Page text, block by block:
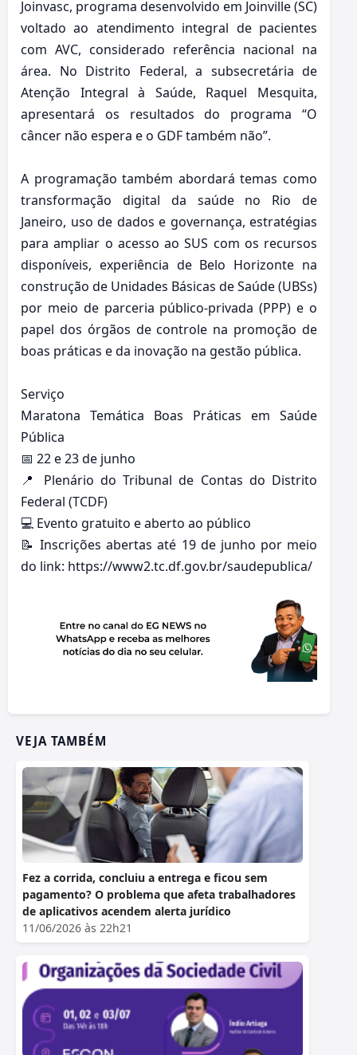
Joinvasc, programa desenvolvido em Joinville (SC)
voltado ao atendimento integral de pacientes
com AVC, considerado referência nacional na
área. No Distrito Federal, a subsecretária de
Atenção Integral à Saúde, Raquel Mesquita,
apresentará os resultados do programa “O
câncer não espera e o GDF também não”.
A programação também abordará temas como
transformação digital da saúde no Rio de
Janeiro, uso de dados e governança, estratégias
para ampliar o acesso ao SUS com os recursos
disponíveis, experiência de Belo Horizonte na
construção de Unidades Básicas de Saúde (UBSs)
por meio de parceria público-privada (PPP) e o
papel dos órgãos de controle na promoção de
boas práticas e da inovação na gestão pública.
Serviço
Maratona Temática Boas Práticas em Saúde
Pública
📅 22 e 23 de junho
📍 Plenário do Tribunal de Contas do Distrito
Federal (TCDF)
💻 Evento gratuito e aberto ao público
📝 Inscrições abertas até 19 de junho por meio
do link: https://www2.tc.df.gov.br/saudepublica/
VEJA TAMBÉM
Fez a corrida, concluiu a entrega e ficou sem
pagamento? O problema que afeta trabalhadores
de aplicativos acendem alerta jurídico
11/06/2026 às 22h21